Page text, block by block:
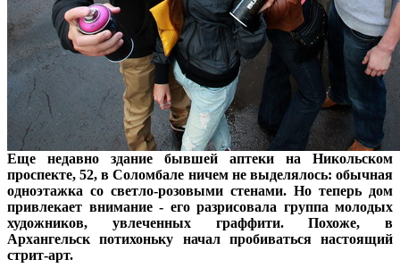
Еще недавно здание бывшей аптеки на Никольском
проспекте, 52, в Соломбале ничем не выделялось: обычная
одноэтажка со светло-розовыми стенами. Но теперь дом
привлекает внимание - его разрисовала группа молодых
художников, увлеченных граффити. Похоже, в
Архангельск потихоньку начал пробиваться настоящий
стрит-арт.